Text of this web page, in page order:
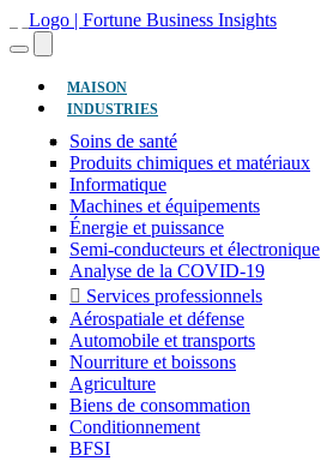
MAISON(ACTUEL)
INDUSTRIES
Soins de santé
Produits chimiques et matériaux
Informatique
Machines et équipements
Énergie et puissance
Semi-conducteurs et électronique
Analyse de la COVID-19
Services professionnels
Aérospatiale et défense
Automobile et transports
Nourriture et boissons
Agriculture
Biens de consommation
Conditionnement
BFSI